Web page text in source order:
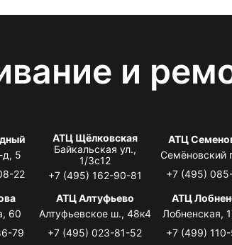
и
д, 5
22
АТЦ Щёлковская
Байкальская ул.,
1/3с12
+7 (495) 162-90-81
АТЦ
Семёновский
+7 (495)
60
79
АТЦ Алтуфьево
Алтуфьевское ш., 48к4
+7 (495) 023-81-52
АТЦ
Лобненская,
+7 (499)